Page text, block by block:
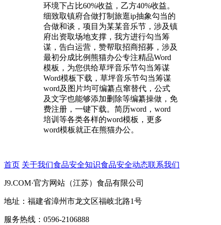
环境下占比60%收益，乙方40%收益。
细致取镇府合做打制旅逛ip抽象勾当的
合做和谈，项目为某某音乐节，涉及镇
府出资取场地支撑，我方进行勾当筹
谋，告白运营，赞帮取招商招募，涉及
最初分成比例熊猫办公专注精品Word
模板，为您供给草坪音乐节勾当筹谋
Word模板下载，草坪音乐节勾当筹谋
word及图片均可编纂点窜替代，公式
及文字也能够添加删除等编纂操做，免
费注册，一键下载。简历word，word
培训等各类各样的word模板，更多
word模板就正在熊猫办公。
首页 关于我们食品安全知识食品安全动态联系我们
J9.COM·官方网站（江苏）食品有限公司
地址：福建省漳州市龙文区福岐北路1号
服务热线：0596-2106888